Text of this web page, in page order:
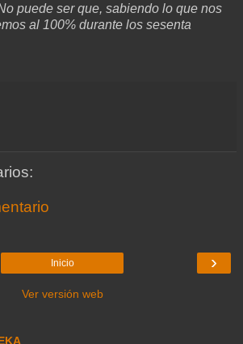
puede ser que, sabiendo lo que nos
al 100% durante los sesenta
›
Inicio
Ver versión web